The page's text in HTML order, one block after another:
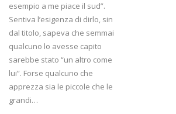
esempio a me piace il sud”.
Sentiva l’esigenza di dirlo, sin
dal titolo, sapeva che semmai
qualcuno lo avesse capito
sarebbe stato “un altro come
lui”. Forse qualcuno che
apprezza sia le piccole che le
grandi…